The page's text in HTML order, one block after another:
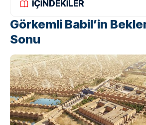
İÇİNDEKİLER
Görkemli Babil’in
Sonu